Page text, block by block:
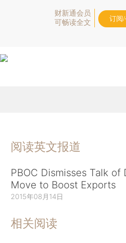
财新通会员
可畅读全文
订阅
阅读英文报道
PBOC Dismisses Talk of
Move to Boost Exports
2015年08月14日
相关阅读